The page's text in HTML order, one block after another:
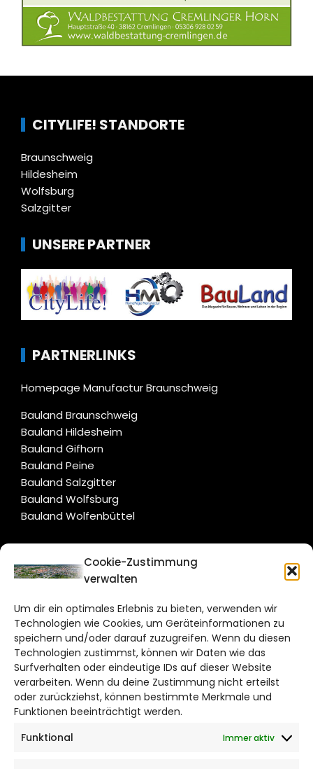
Cookie-Zustimmung
verwalten
Um dir ein optimales Erlebnis zu bieten, verwenden wir
Technologien wie Cookies, um Geräteinformationen zu
speichern und/oder darauf zuzugreifen. Wenn du diesen
Technologien zustimmst, können wir Daten wie das
Surfverhalten oder eindeutige IDs auf dieser Website
verarbeiten. Wenn du deine Zustimmung nicht erteilst
oder zurückziehst, können bestimmte Merkmale und
Funktionen beeinträchtigt werden.
Funktional
Immer aktiv
CITYLIFE! STANDORTE
Braunschweig
Hildesheim
Wolfsburg
Salzgitter
UNSERE PARTNER
PARTNERLINKS
Homepage Manufactur Braunschweig
Bauland Braunschweig
Bauland Hildesheim
Bauland Gifhorn
Bauland Peine
Bauland Salzgitter
Bauland Wolfsburg
Bauland Wolfenbüttel
CITYLIFE!
Bruchtorwall 12
38100 Braunschweig
Telefon: 0531 387220 – 65
DAS STADTMAGAZIN FÜR
BRAUNSCHWEIG
Impressum